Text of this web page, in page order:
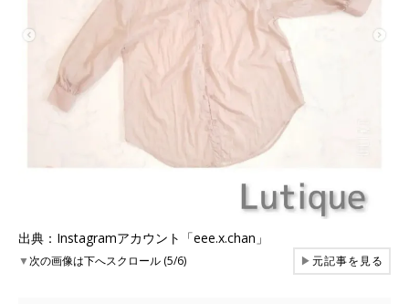
出典：Instagramアカウント「eee.x.chan」
▼次の画像は下へスクロール (5/6) ▶元記事を見る